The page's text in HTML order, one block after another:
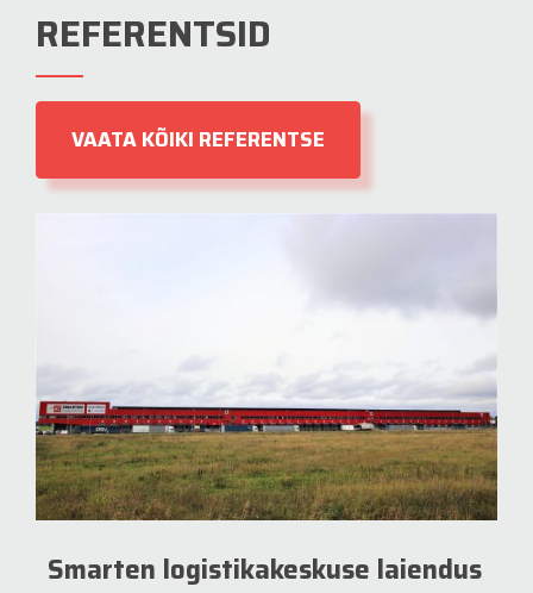
REFERENTSID
VAATA KÕIKI REFERENTSE
Smarten logistikakeskuse laiendus